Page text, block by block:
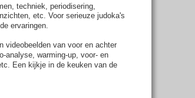
techniek, periodisering,
etc. Voor serieuze judoka's
ervaringen.
videobeelden van voor en achter
analyse, warming-up, voor- en
Een kijkje in de keuken van de